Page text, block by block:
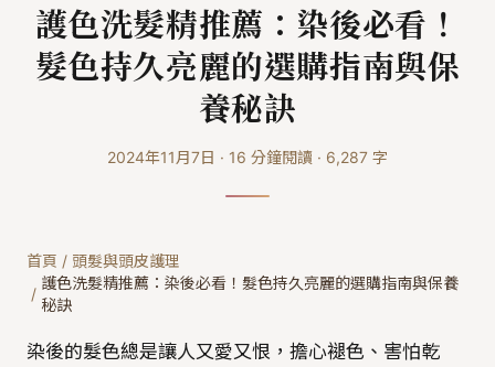
護色洗髮精推薦：染後必看！
髮色持久亮麗的選購指南與保
養秘訣
2024年11月7日 · 16 分鐘閱讀 · 6,287 字
首頁 / 頭髮與頭皮護理
/
護色洗髮精推薦：染後必看！髮色持久亮麗的選購指南與保養
秘訣
染後的髮色總是讓人又愛又恨，擔心褪色、害怕乾